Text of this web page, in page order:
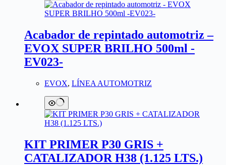
Acabador de repintado automotriz –
EVOX SUPER BRILHO 500ml -
EV023-
EVOX, LÍNEA AUTOMOTRIZ
KIT PRIMER P30 GRIS +
CATALIZADOR H38 (1.125 LTS.)